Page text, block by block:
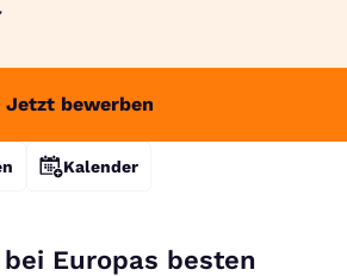
Jetzt bewerben
Kalender
Europas besten